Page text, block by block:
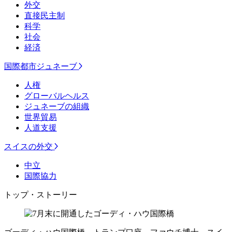
外交
直接民主制
科学
社会
経済
国際都市ジュネーブ
人権
グローバルヘルス
ジュネーブの組織
世界貿易
人道支援
スイスの外交
中立
国際協力
トップ・ストーリー